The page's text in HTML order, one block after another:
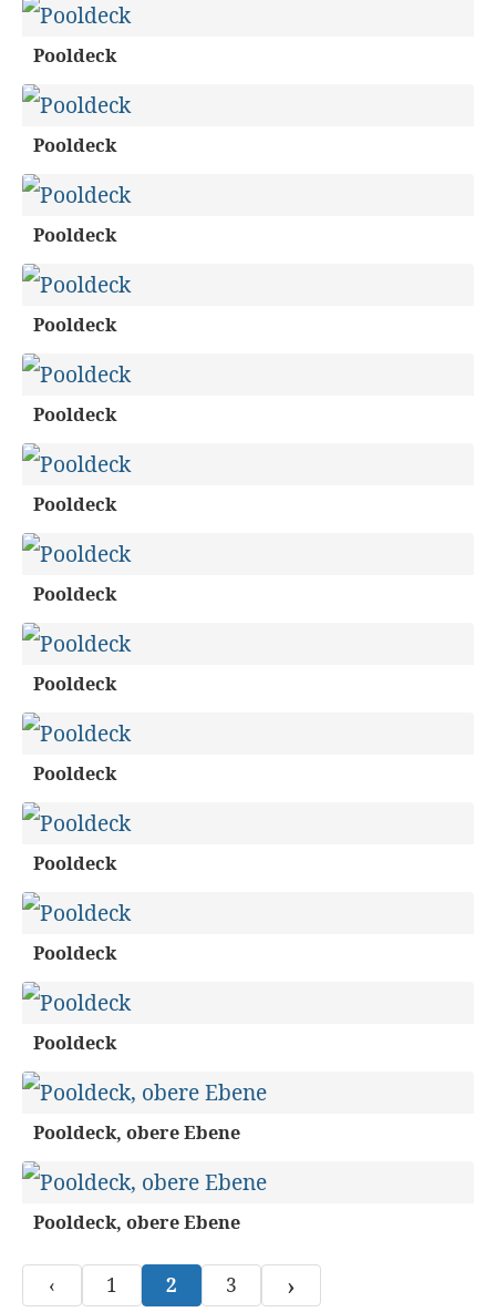
Pooldeck
Pooldeck
Pooldeck
Pooldeck
Pooldeck
Pooldeck
Pooldeck
Pooldeck
Pooldeck
Pooldeck
Pooldeck
Pooldeck
Pooldeck, obere Ebene
Pooldeck, obere Ebene
‹ 1 2 3 ›